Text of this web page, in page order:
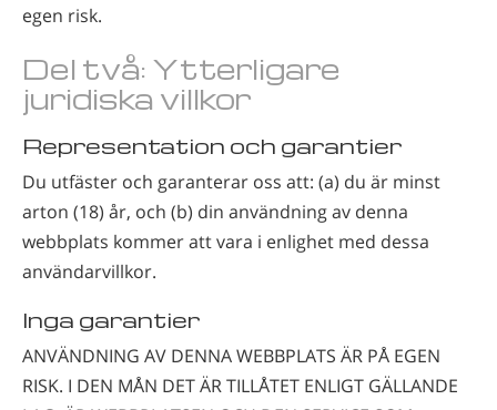
egen risk.
Del två: Ytterligare
juridiska villkor
Representation och garantier
Du utfäster och garanterar oss att: (a) du är minst
arton (18) år, och (b) din användning av denna
webbplats kommer att vara i enlighet med dessa
användarvillkor.
Inga garantier
ANVÄNDNING AV DENNA WEBBPLATS ÄR PÅ EGEN
RISK. I DEN MÅN DET ÄR TILLÅTET ENLIGT GÄLLANDE